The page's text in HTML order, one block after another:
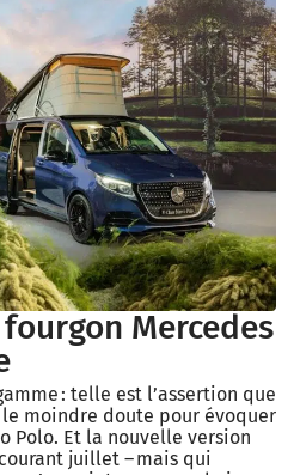
Mercedes
: telle est l’assertion que
le moindre doute pour évoquer
Polo. Et la nouvelle version
juillet – mais qui